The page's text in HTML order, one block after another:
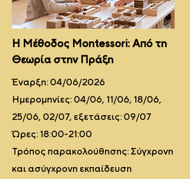
Η Μέθοδος Montessori: Από τη
Θεωρία στην Πράξη
Έναρξη: 04/06/2026
Ημερομηνίες: 04/06, 11/06, 18/06,
25/06, 02/07, εξετάσεις: 09/07
Ώρες: 18:00-21:00
Τρόπος παρακολούθησης: Σύγχρονη
και ασύγχρονη εκπαίδευση